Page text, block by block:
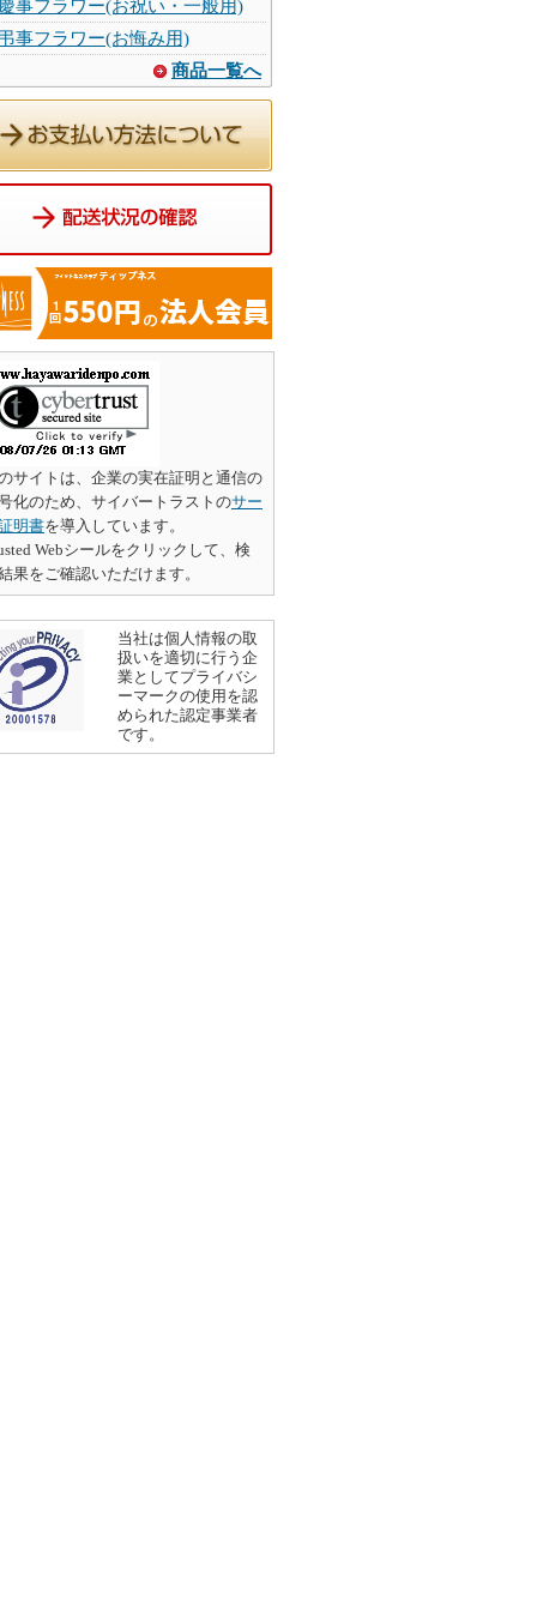
事フラワー(お祝い・一般用)
事フラワー(お悔み用)
商品一覧へ
サイトは、企業の実在証明と通信の
化のため、サイバートラストのサー
明書を導入しています。
Webシールをクリックして、検
果をご確認いただけます。
当社は個人情報の取
扱いを適切に行う企
業としてプライバシ
ーマークの使用を認
められた認定事業者
です。